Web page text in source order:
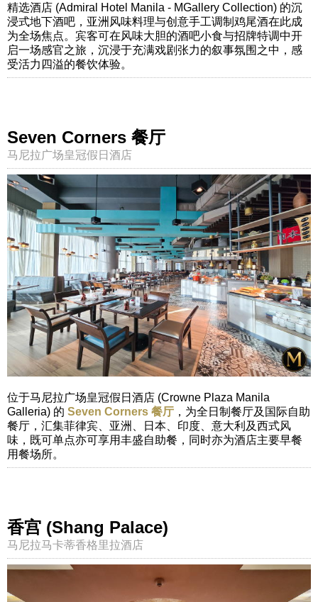
精选酒店 (Admiral Hotel Manila - MGallery Collection) 的沉
浸式地下酒吧，亚洲风味料理与创意手工调制鸡尾酒在此成
为全场焦点。宾客可在风味大胆的酒吧小食与招牌特调中开
启一场感官之旅，沉浸于充满戏剧张力的叙事氛围之中，感
受活力四溢的餐饮体验。
Seven Corners 餐厅
马尼拉广场皇冠假日酒店
位于马尼拉广场皇冠假日酒店 (Crowne Plaza Manila
Galleria) 的 Seven Corners 餐厅 ，为全日制餐厅及国际自助
餐厅，汇集菲律宾、亚洲、日本、印度、意大利及西式风
味，既可单点亦可享用丰盛自助餐，同时亦为酒店主要早餐
用餐场所。
香宫 (Shang Palace)
马尼拉马卡蒂香格里拉酒店